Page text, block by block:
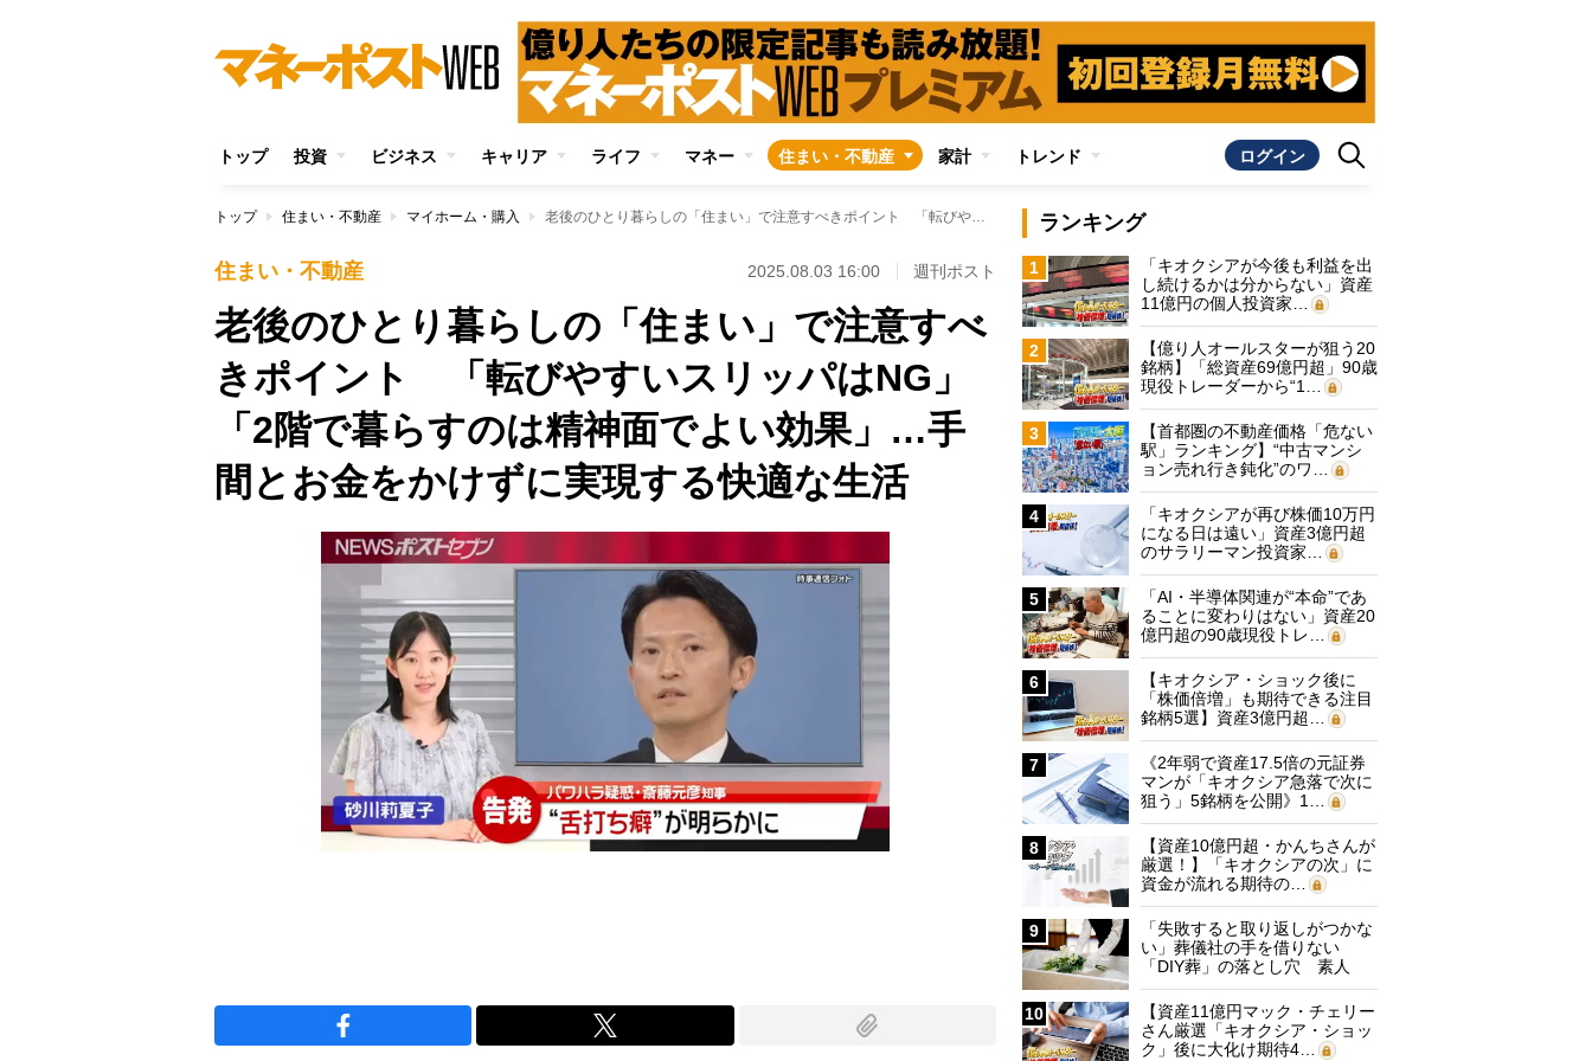
トップ 投資 ビジネス キャリア ライフ マネー 住まい・不動産 家計 トレンド ログイン
トップ 住まい・不動産 マイホーム・購入 老後のひとり暮らしの「住まい」で注意すべきポイント 「転びやすいスリッパはNG」「2階で暮らすのは精神面でよい効果」…手間とお金をかけずに実現する快適な生活
住まい・不動産 2025.08.03 16:00 週刊ポスト
老後のひとり暮らしの「住まい」で注意すべ
きポイント 「転びやすいスリッパはNG」
「2階で暮らすのは精神面でよい効果」…手
間とお金をかけずに実現する快適な生活
ランキング
1
「キオクシアが今後も利益を出
し続けるかは分からない」資産
11億円の個人投資家…
2
【億り人オールスターが狙う20
銘柄】「総資産69億円超」90歳
現役トレーダーから“1…
3
【首都圏の不動産価格「危ない
駅」ランキング】“中古マンシ
ョン売れ行き鈍化”のワ…
4
「キオクシアが再び株価10万円
になる日は遠い」資産3億円超
のサラリーマン投資家…
5
「AI・半導体関連が“本命”であ
ることに変わりはない」資産20
億円超の90歳現役トレ…
6
【キオクシア・ショック後に
「株価倍増」も期待できる注目
銘柄5選】資産3億円超…
7
《2年弱で資産17.5倍の元証券
マンが「キオクシア急落で次に
狙う」5銘柄を公開》1…
8
【資産10億円超・かんちさんが
厳選！】「キオクシアの次」に
資金が流れる期待の…
9
「失敗すると取り返しがつかな
い」葬儀社の手を借りない
「DIY葬」の落とし穴 素人
に…
10
【資産11億円マック・チェリー
さん厳選「キオクシア・ショッ
ク」後に大化け期待4…